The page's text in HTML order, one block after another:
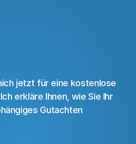
weiter.
jetzt für eine kostenlose
erkläre Ihnen, wie Sie Ihr
Gutachten